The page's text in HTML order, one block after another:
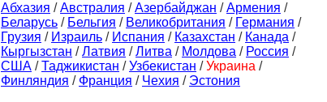
Абхазия /Австралия /Азербайджан /Армения /
Беларусь / Бельгия / Великобритания / Германия /
Грузия / Израиль / Испания / Казахстан / Канада /
Кыргызстан /Латвия /Литва / Молдова / Россия /
США /Таджикистан /Узбекистан /Украина /
Финляндия / Франция / Чехия / Эстония